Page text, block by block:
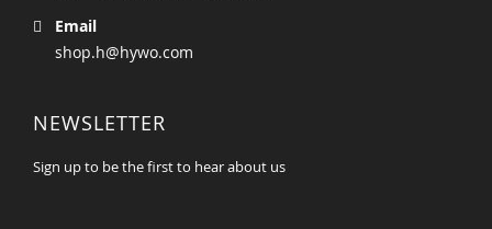
Email
shop.h@hywo.com
NEWSLETTER
Sign up to be the first to hear about us